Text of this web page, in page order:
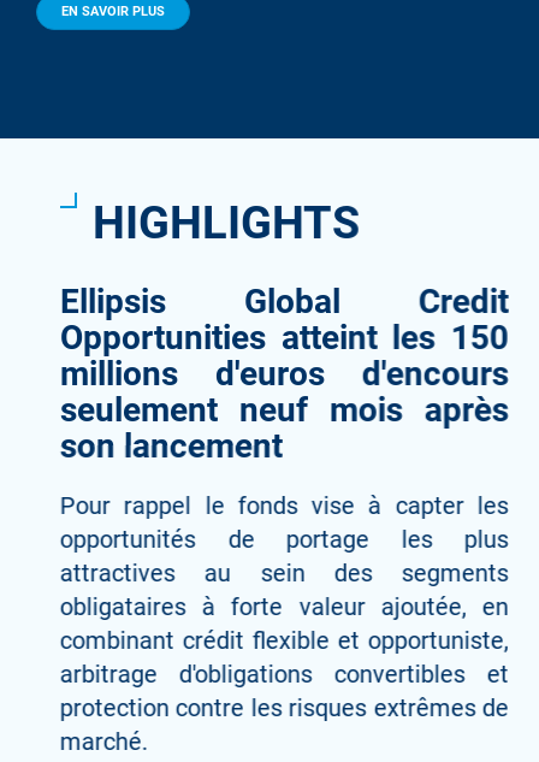
EN SAVOIR PLUS
HIGHLIGHTS
Ellipsis Global Credit
Opportunities atteint les 150
millions d'euros d'encours
seulement neuf mois après
son lancement
Pour rappel le fonds vise à capter les
opportunités de portage les plus
attractives au sein des segments
obligataires à forte valeur ajoutée, en
combinant crédit flexible et opportuniste,
arbitrage d'obligations convertibles et
protection contre les risques extrêmes de
marché.